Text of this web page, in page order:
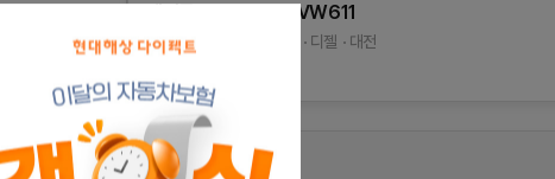
VW611
11/02식 디젤 대전